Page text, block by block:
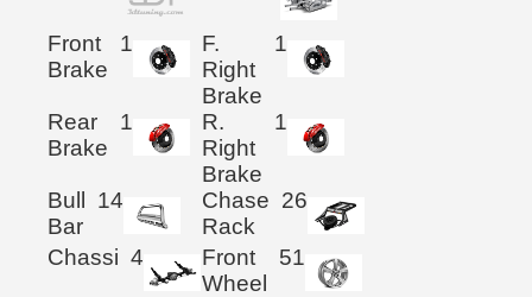
Front
Brake
1
F.
Right
Brake
1
Rear
Brake
1
R.
Right
Brake
1
Bull
Bar
14
Chase
Rack
26
Chassi 4
Front
Wheel
51